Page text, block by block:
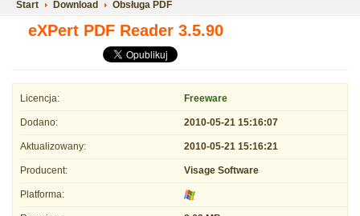
Start Download Obsługa PDF
eXPert PDF Reader 3.5.90
Licencja: Freeware
Dodano: 2010-05-21 15:16:07
Aktualizowany: 2010-05-21 15:16:21
Producent: Visage Software
Platforma: